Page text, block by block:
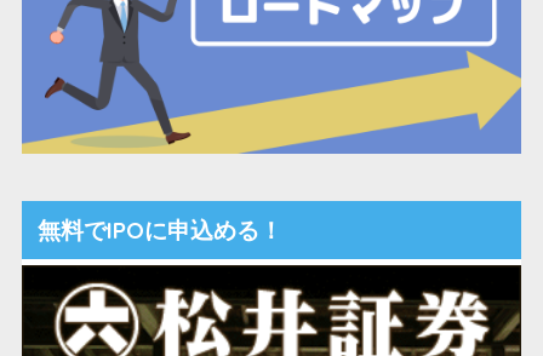
無料でIPOに申込める！